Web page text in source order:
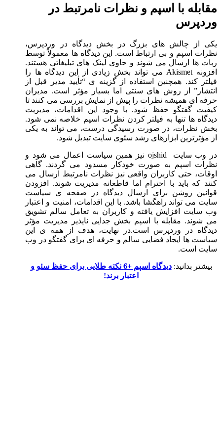
مقابله با اسپم و نظرات نامرتبط در
وردپرس
یکی از چالش های بزرگ در بخش دیدگاه در وردپرس،
نظرات اسپم و بی ارتباط است. این دیدگاه ها معمولاً توسط
ربات ها ارسال می شوند و حاوی لینک های تبلیغاتی هستند.
افزونه Akismet می تواند بخش زیادی از این دیدگاه ها را
فیلتر کند. همچنین استفاده از گزینه ی “تأیید مدیر قبل از
انتشار” از روش های سنتی اما بسیار مؤثر است. مدیران
حرفه ای همیشه نظرات را پیش از نمایش بررسی می کنند تا
کیفیت گفتگو حفظ شود. با وجود این اقدامات، مدیریت
دیدگاه ها تنها به فیلتر کردن نظرات اسپم خلاصه نمی شود.
بخش نظرات، در صورت رسیدگی درست، می تواند به یکی
از مؤثرترین ابزارهای رشد سئوی سایت تبدیل شود.
در وب سایت ojshid نیز همین سیاست اعمال می شود و
نظرات اسپم به صورت خودکار مسدود می گردند. گاهی
اوقات، حتی کاربران واقعی نیز نظرات نامرتبط ارسال می
کنند که باید با احترام اما قاطعانه مدیریت شوند. افزودن
قوانین روشن برای ارسال دیدگاه در صفحه ی سیاست
سایت می تواند راهگشا باشد. با این اقدامات، امنیت و اعتبار
وب سایت افزایش یافته و کاربران به تعامل سالم تشویق
می شوند. مقابله با اسپم بخش جدایی ناپذیر مدیریت مؤثر
دیدگاه در وردپرس است.در نهایت، هدف از همه ی این
سیاست ها ایجاد فضایی سالم و حرفه ای برای گفتگو در وب
سایت است.
بیشتر بدانید:
دیدگاه اسپم +6 نکته طلایی برای حفظ سئو و
اعتبار برند!